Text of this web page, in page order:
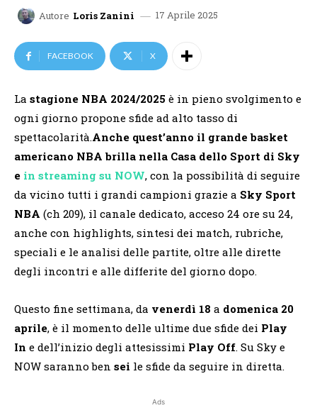
Autore Loris Zanini 17 Aprile 2025
FACEBOOK X
La stagione NBA 2024/2025 è in pieno svolgimento e
ogni giorno propone sfide ad alto tasso di
spettacolarità.Anche quest’anno il grande basket
americano NBA brilla nella Casa dello Sport di Sky
e in streaming su NOW, con la possibilità di seguire
da vicino tutti i grandi campioni grazie a Sky Sport
NBA (ch 209), il canale dedicato, acceso 24 ore su 24,
anche con highlights, sintesi dei match, rubriche,
speciali e le analisi delle partite, oltre alle dirette
degli incontri e alle differite del giorno dopo.
Questo fine settimana, da venerdì 18 a domenica 20
aprile, è il momento delle ultime due sfide dei Play
In e dell’inizio degli attesissimi Play Off. Su Sky e
NOW saranno ben sei le sfide da seguire in diretta.
Ads